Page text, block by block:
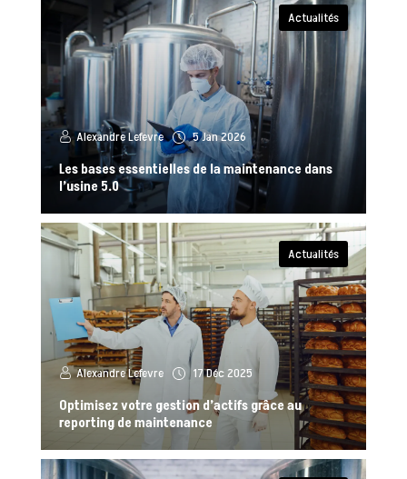
Actualités
Alexandre Lefevre 5 Jan 2026
Les bases essentielles de la maintenance dans
l’usine 5.0
Actualités
Alexandre Lefevre 17 Déc 2025
Optimisez votre gestion d’actifs grâce au
reporting de maintenance